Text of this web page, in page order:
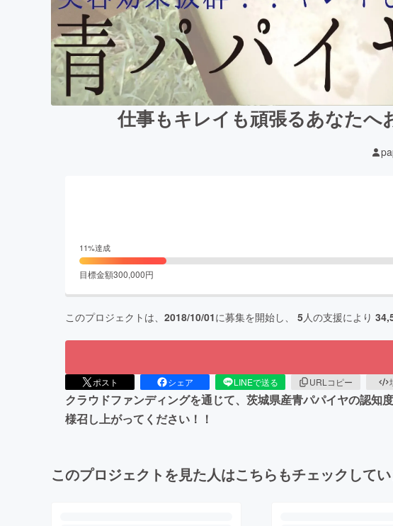
仕事もキレイも頑張るあなたへ
11%達成
目標金額300,000円
このプロジェクトは、 2018/10/01に募集を開始し、 5人の支援により
ポスト シェア LINEで送る URLコピー
クラウドファンディングを通じて、茨城県産青パパイヤの認
様召し上がってください！！
このプロジェクトを見た人はこちらもチェックして